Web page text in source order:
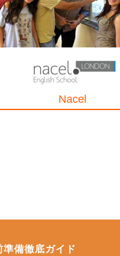
Nacel
準備徹底ガイド